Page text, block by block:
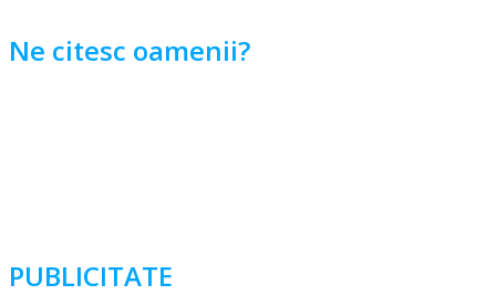
Ne citesc oamenii?
PUBLICITATE